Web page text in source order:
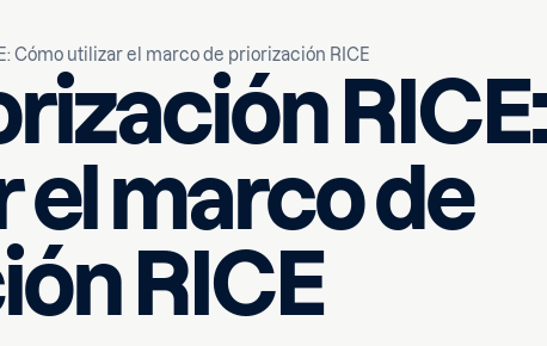
Cómo utilizar el marco de priorización RICE
RICE:
el marco de
RICE
por